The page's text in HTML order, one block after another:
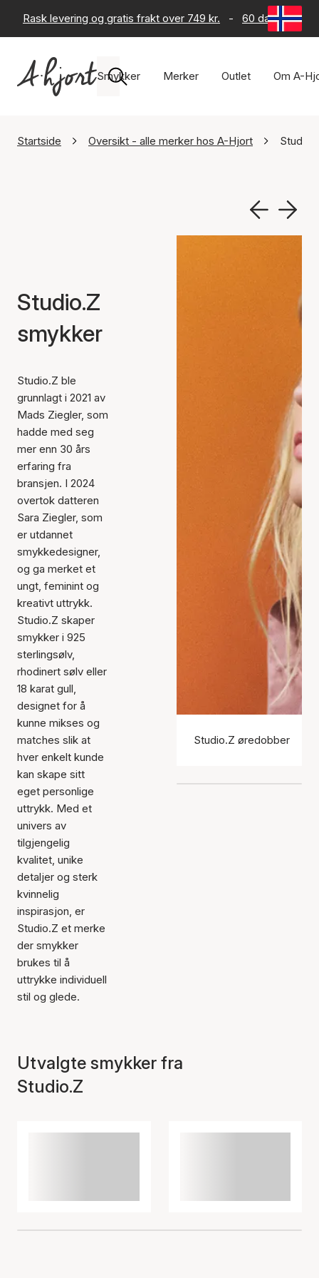
Rask levering og gratis frakt over 749 kr. - 60 dagers
Smykker Merker Outlet Om A-
Startside Oversikt - alle merker hos A-Hjort
Studio.Z
smykker
Studio.Z ble
grunnlagt i 2021 av
Mads Ziegler, som
hadde med seg
mer enn 30 års
erfaring fra
bransjen. I 2024
overtok datteren
Sara Ziegler, som
er utdannet
smykkedesigner,
og ga merket et
ungt, feminint og
kreativt uttrykk.
Studio.Z skaper
smykker i 925
sterlingsølv,
rhodinert sølv eller
18 karat gull,
designet for å
kunne mikses og
matches slik at
hver enkelt kunde
kan skape sitt
eget personlige
uttrykk. Med et
univers av
tilgjengelig
kvalitet, unike
detaljer og sterk
kvinnelig
inspirasjon, er
Studio.Z et merke
der smykker
brukes til å
uttrykke individuell
stil og glede.
Studio.Z øredobber
Utvalgte smykker fra
Studio.Z